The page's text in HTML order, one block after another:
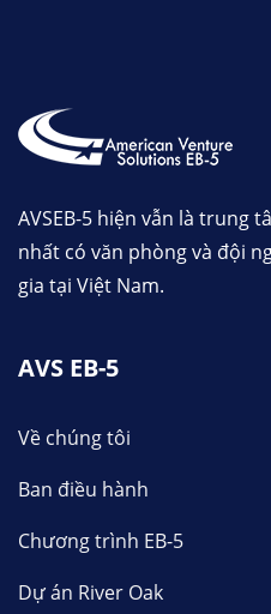
AVSEB-5 hiện vẫn là trung
nhất có văn phòng và đội
gia tại Việt Nam.
AVS EB-5
Về chúng tôi
Ban điều hành
Chương trình EB-5
Dự án River Oak